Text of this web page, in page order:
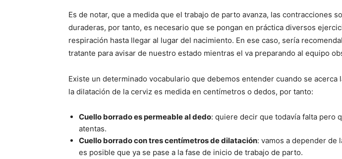
Es de notar, que a medida que el trabajo de parto avanza, las contracciones
duraderas, por tanto, es necesario que se pongan en práctica diversos
respiración hasta llegar al lugar del nacimiento. En ese caso, sería
tratante para avisar de nuestro estado mientras el va preparando al equipo
Existe un determinado vocabulario que debemos entender cuando se acerca
la dilatación de la cerviz es medida en centímetros o dedos, por tanto:
Cuello borrado es permeable al dedo: quiere decir que todavía falta pero
atentas.
Cuello borrado con tres centímetros de dilatación: vamos a depender de
es posible que ya se pase a la fase de inicio de trabajo de parto.